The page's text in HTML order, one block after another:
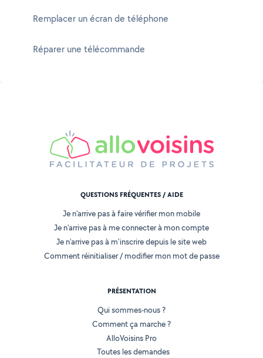
Remplacer un écran de téléphone
Réparer une télécommande
QUESTIONS FRÉQUENTES / AIDE
Je n'arrive pas à faire vérifier mon mobile
Je n'arrive pas à me connecter à mon compte
Je n'arrive pas à m'inscrire depuis le site web
Comment réinitialiser / modifier mon mot de passe
PRÉSENTATION
Qui sommes-nous ?
Comment ça marche ?
AlloVoisins Pro
Toutes les demandes